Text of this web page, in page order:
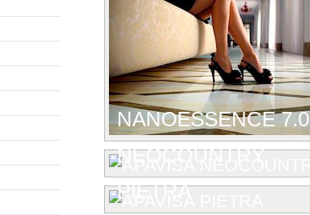
NANOESSENCE 7.0
NEOCOUNTRY
PIETRA